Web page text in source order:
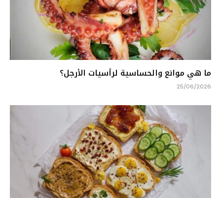
ما هي موانع والحساسية لرأسيات الأرجل؟
25/06/2026